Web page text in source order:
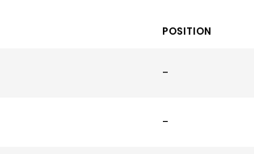
POSITION
-
-